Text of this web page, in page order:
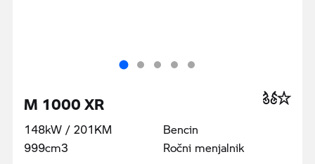
M 1000 XR
148kW / 201KM
999cm3
Bencin
Ročni menjalnik